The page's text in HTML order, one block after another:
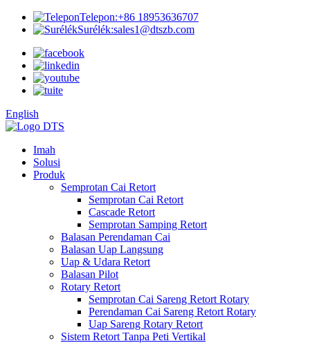
Telepon:+86 18953636707
Surélék:sales1@dtszb.com
English
Imah
Solusi
Produk
Semprotan Cai Retort
Semprotan Cai Retort
Cascade Retort
Semprotan Samping Retort
Balasan Perendaman Cai
Balasan Uap Langsung
Uap & Udara Retort
Balasan Pilot
Rotary Retort
Semprotan Cai Sareng Retort Rotary
Perendaman Cai Sareng Retort Rotary
Uap Sareng Rotary Retort
Sistem Retort Tanpa Peti Vertikal